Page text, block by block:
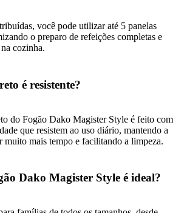
você pode utilizar até 5 panelas
o preparo de refeições completas e
cozinha.
é resistente?
do Fogão Dako Magister Style é feito com
que resistem ao uso diário, mantendo a
muito mais tempo e facilitando a limpeza.
Dako Magister Style é ideal?